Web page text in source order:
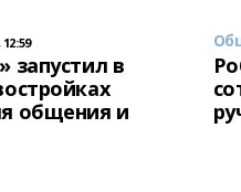
запустил в
общения и